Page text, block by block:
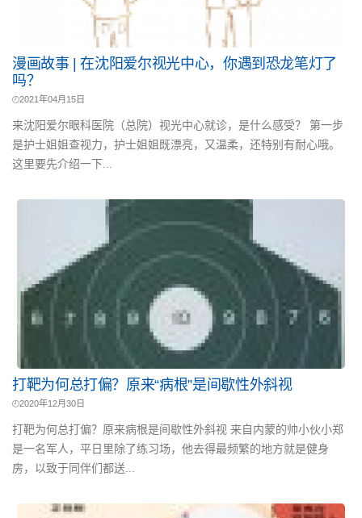
漫画故事 | 在沈阳爱尔视光中心，你遇到恐龙笔灯了
吗？
2021年04月15日
来沈阳爱尔眼科医院（总院）视光中心就诊，是什么感受？ 第一步
是护士姐姐查视力，护士姐姐既漂亮，又温柔，还特别有耐心哦。
这里要先介绍一下...
打靶为何总打偏？原来“病根”是间歇性外斜视
2020年12月30日
打靶为何总打偏？原来病根是间歇性外斜视 来自内蒙的帅小伙小郑
是一名军人，平日里除了练习场，他去得最频繁的地方就是健身
房，以致于同伴们都送...